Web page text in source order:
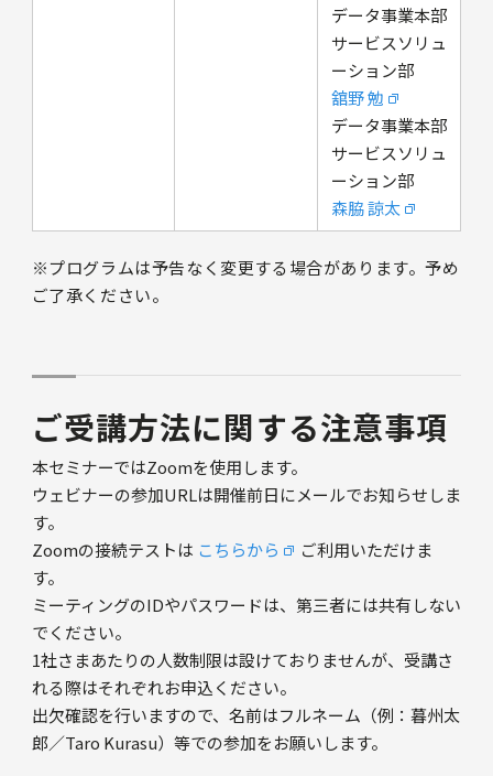
データ事業本部
サービスソリュ
ーション部
舘野 勉
データ事業本部
サービスソリュ
ーション部
森脇 諒太
※プログラムは予告なく変更する場合があります。予め
ご了承ください。
ご受講方法に関する注意事項
本セミナーではZoomを使用します。
ウェビナーの参加URLは開催前日にメールでお知らせしま
す。
Zoomの接続テストは こちらから
ご利用いただけま
す。
ミーティングのIDやパスワードは、第三者には共有しない
でください。
1社さまあたりの人数制限は設けておりませんが、受講さ
れる際はそれぞれお申込ください。
出欠確認を行いますので、名前はフルネーム（例：暮州太
郎／Taro Kurasu）等での参加をお願いします。